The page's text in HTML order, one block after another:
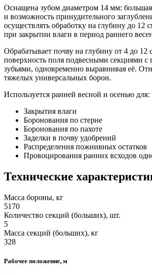
Оснащена зубом диаметром 14 мм: большая
и возможность принудительного
осуществлять обработку на глубину до 12
при закрытии влаги в период раннего
Обрабатывает почву на глубину от 4 до 12
поверхность поля подвесными секциями
зубьями, одновременно выравнивая её.
тяжелых универсальных борон.
Используется ранней весной и осенью для:
Закрытия влаги
Боронования по стерне
Боронования по пахоте
Заделки в почву удобрений
Распределения пожнивных остатков
Провоцирования ранних всходов
Технические
Масса бороны, кг
5170
Количество секций (больших), шт.
5
Масса секций (больших), кг
328
Рабочее положение, м